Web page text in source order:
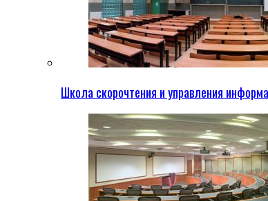
Школа скорочтения и управления